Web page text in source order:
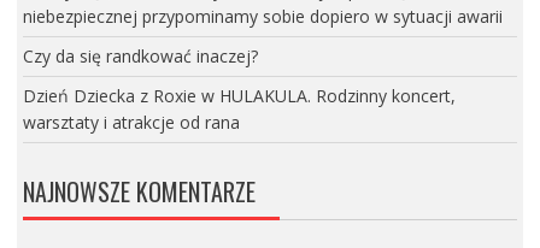
niebezpiecznej przypominamy sobie dopiero w sytuacji awarii
Czy da się randkować inaczej?
Dzień Dziecka z Roxie w HULAKULA. Rodzinny koncert,
warsztaty i atrakcje od rana
NAJNOWSZE KOMENTARZE